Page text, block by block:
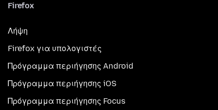
Firefox
Λήψη
Firefox για υπολογιστές
Πρόγραμμα περιήγησης Android
Πρόγραμμα περιήγησης iOS
Πρόγραμμα περιήγησης Focus